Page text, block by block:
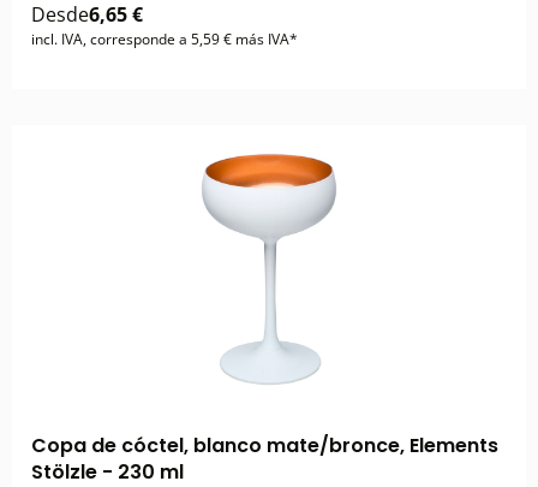
Desde6,65 €
incl. IVA, corresponde a 5,59 € más IVA*
Copa de cóctel, blanco mate/bronce, Elements
Stölzle - 230 ml